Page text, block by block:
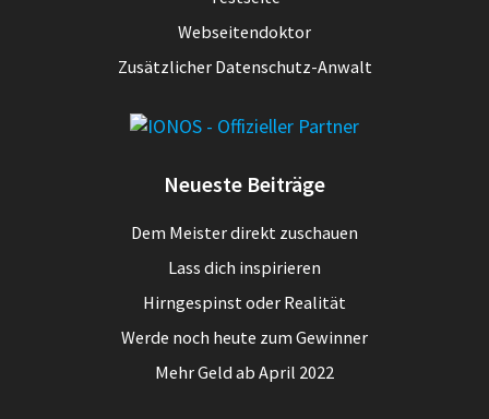
Webseitendoktor
Zusätzlicher Datenschutz-Anwalt
Neueste Beiträge
Dem Meister direkt zuschauen
Lass dich inspirieren
Hirngespinst oder Realität
Werde noch heute zum Gewinner
Mehr Geld ab April 2022